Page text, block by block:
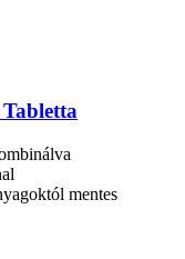
mentes